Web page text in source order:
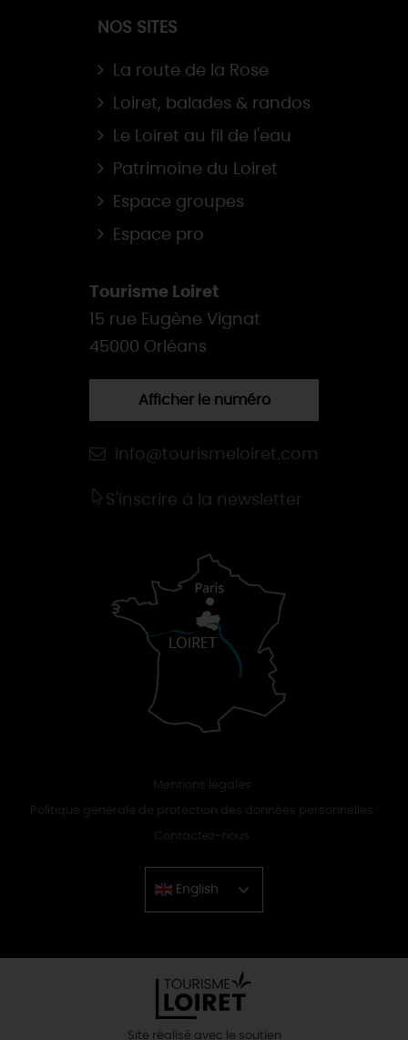
NOS SITES
La route de la Rose
Loiret, balades & randos
Le Loiret au fil de l'eau
Patrimoine du Loiret
Espace groupes
Espace pro
Tourisme Loiret
15 rue Eugène Vignat
45000 Orléans
Afficher le numéro
info@tourismeloiret.com
S'inscrire à la newsletter
Mentions légales
Politique générale de protection des données personnelles
Contactez-nous
English
Chinese
Site réalisé avec le soutien